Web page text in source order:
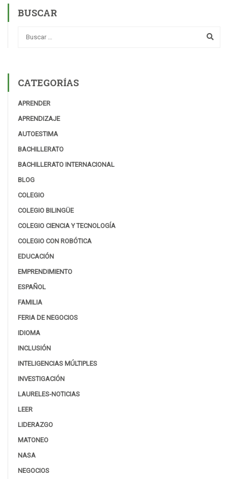
BUSCAR
CATEGORÍAS
APRENDER
APRENDIZAJE
AUTOESTIMA
BACHILLERATO
BACHILLERATO INTERNACIONAL
BLOG
COLEGIO
COLEGIO BILINGÜE
COLEGIO CIENCIA Y TECNOLOGÍA
COLEGIO CON ROBÓTICA
EDUCACIÓN
EMPRENDIMIENTO
ESPAÑOL
FAMILIA
FERIA DE NEGOCIOS
IDIOMA
INCLUSIÓN
INTELIGENCIAS MÚLTIPLES
INVESTIGACIÓN
LAURELES-NOTICIAS
LEER
LIDERAZGO
MATONEO
NASA
NEGOCIOS